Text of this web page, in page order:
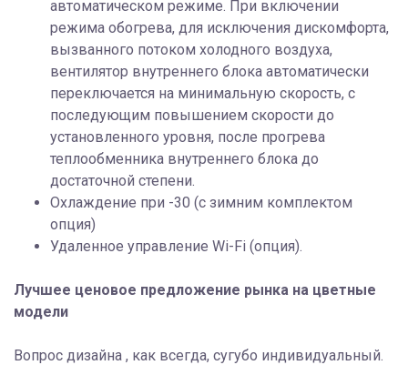
автоматическом режиме. При включении
режима обогрева, для исключения дискомфорта,
вызванного потоком холодного воздуха,
вентилятор внутреннего блока автоматически
переключается на минимальную скорость, с
последующим повышением скорости до
установленного уровня, после прогрева
теплообменника внутреннего блока до
достаточной степени.
Охлаждение при -30 (с зимним комплектом
опция)
Удаленное управление Wi-Fi (опция).
Лучшее ценовое предложение рынка на цветные
модели
Вопрос дизайна , как всегда, сугубо индивидуальный.